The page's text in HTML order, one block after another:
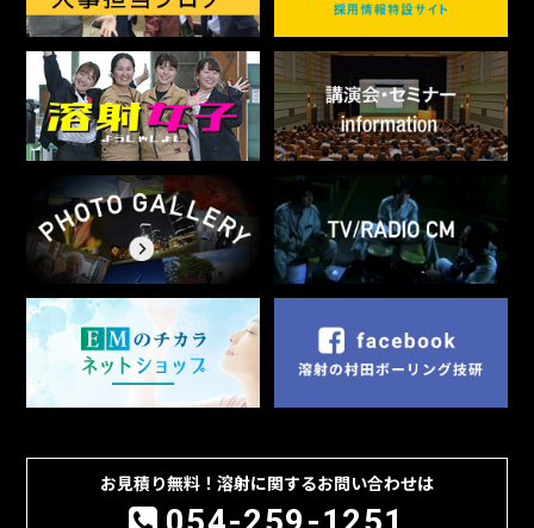
お見積り無料！溶射に関するお問い合わせは